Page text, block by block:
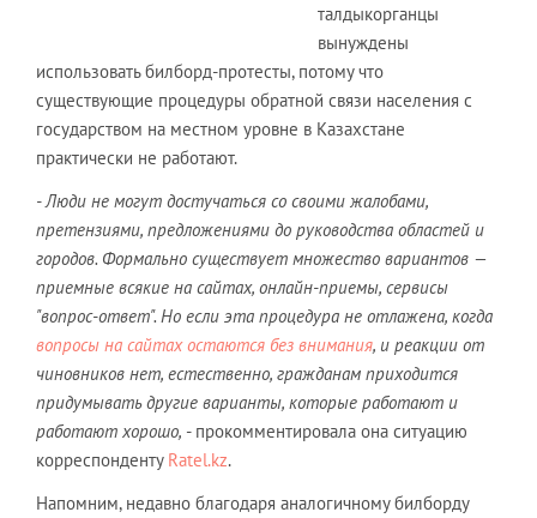
талдыкорганцы
вынуждены
использовать билборд-протесты, потому что
существующие процедуры обратной связи населения с
государством на местном уровне в Казахстане
практически не работают.
- Люди не могут достучаться со своими жалобами,
претензиями, предложениями до руководства областей и
городов. Формально существует множество вариантов —
приемные всякие на сайтах, онлайн-приемы, сервисы
"вопрос-ответ". Но если эта процедура не отлажена, когда
вопросы на сайтах остаются без внимания, и реакции от
чиновников нет, естественно, гражданам приходится
придумывать другие варианты, которые работают и
работают хорошо, - прокомментировала она ситуацию
корреспонденту Ratel.kz.
Напомним, недавно благодаря аналогичному билборду